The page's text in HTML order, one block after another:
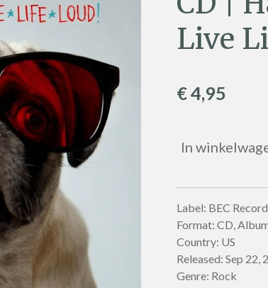
Live
€ 4,95
In
Label: BEC
Format: CD,
Country: US
Released: Sep 22,
Genre: Rock